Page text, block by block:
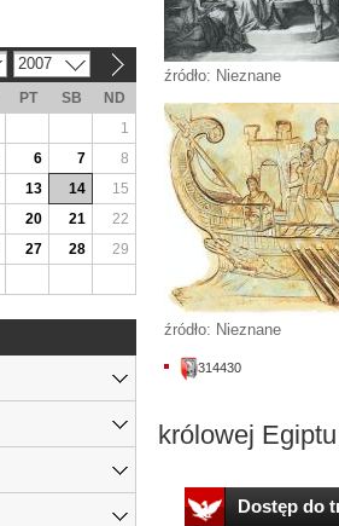
źródło: Nieznane
źródło: Nieznane
314430
królowej
Dostęp do
2007
PT SB
ND
1
6 7
8
13 14
15
20 21
22
27 28
29